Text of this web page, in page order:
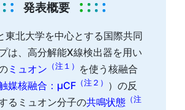
発表概要
東北大学を中心とする国際共同
は、高分解能X線検出器を用い
ミュオン （注１）
を使う核融合
媒核融合：µCF （注２）
）の反
るミュオン分子の共鳴状態 （注